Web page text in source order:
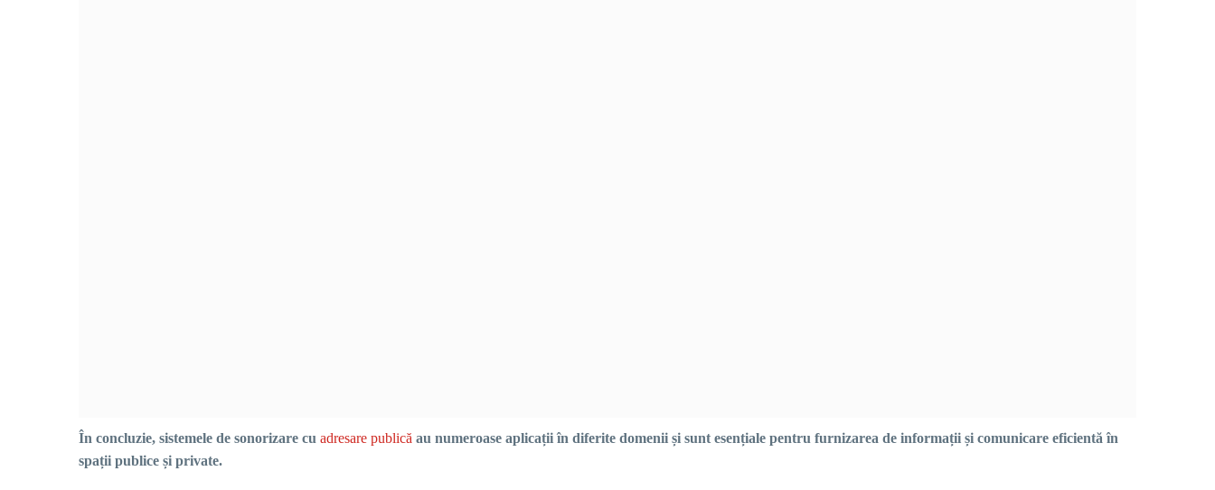
În concluzie, sistemele de sonorizare cu adresare publică au numeroase aplicații în diferite domenii și sunt esențiale pentru furnizarea de informații și comunicare eficientă în
spații publice și private.